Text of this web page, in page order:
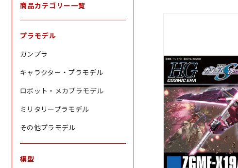
商品カテゴリー一覧
プラモデル
ガンプラ
キャラクター・プラモデル
ロボット・メカプラモデル
ミリタリープラモデル
その他プラモデル
模型